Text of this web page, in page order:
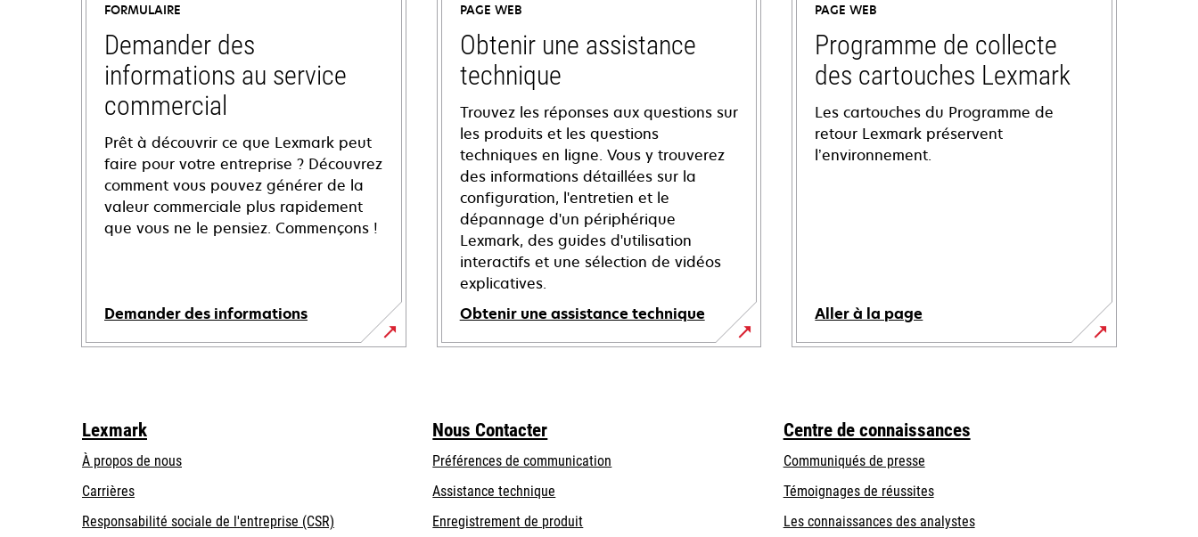
FORMULAIRE
Demander des
informations au service
commercial
Prêt à découvrir ce que Lexmark peut
faire pour votre entreprise ? Découvrez
comment vous pouvez générer de la
valeur commerciale plus rapidement
que vous ne le pensiez. Commençons !
Demander des informations
PAGE WEB
Obtenir une assistance
technique
Trouvez les réponses aux questions sur
les produits et les questions
techniques en ligne. Vous y trouverez
des informations détaillées sur la
configuration, l'entretien et le
dépannage d'un périphérique
Lexmark, des guides d'utilisation
interactifs et une sélection de vidéos
explicatives.
Obtenir une assistance technique
s’ouvre
onglet
PAGE WEB
Programme de collecte
des cartouches Lexmark
Les cartouches du Programme de
retour Lexmark préservent
l’environnement.
Aller à la page
Lexmark
À propos de nous
Carrières
s’ouvre
Responsabilité sociale de l'entreprise (CSR)
Nous Contacter
Préférences de communication
s’ouvre
dans
un
Assistance technique
dans
un
Enregistrement de produit
Centre de connaissances
Communiqués de presse
Témoignages de réussites
Les connaissances des analystes